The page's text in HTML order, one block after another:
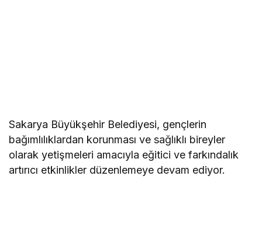
Sakarya Büyükşehir Belediyesi, gençlerin
bağımlılıklardan korunması ve sağlıklı bireyler
olarak yetişmeleri amacıyla eğitici ve farkındalık
artırıcı etkinlikler düzenlemeye devam ediyor.